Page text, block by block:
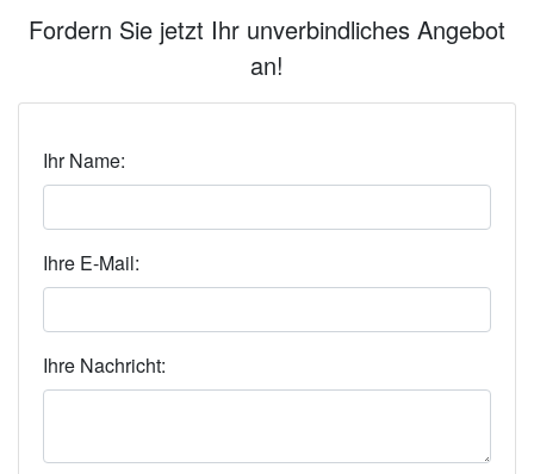
Fordern Sie jetzt Ihr unverbindliches Angebot
an!
Ihr Name:
Ihre E-Mail:
Ihre Nachricht: